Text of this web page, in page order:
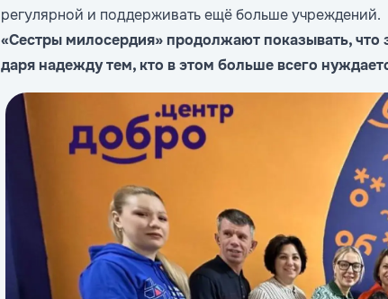
регулярной и поддерживать ещё больше учреждений.
«Сестры милосердия» продолжают показывать,
даря надежду тем, кто в этом больше всего